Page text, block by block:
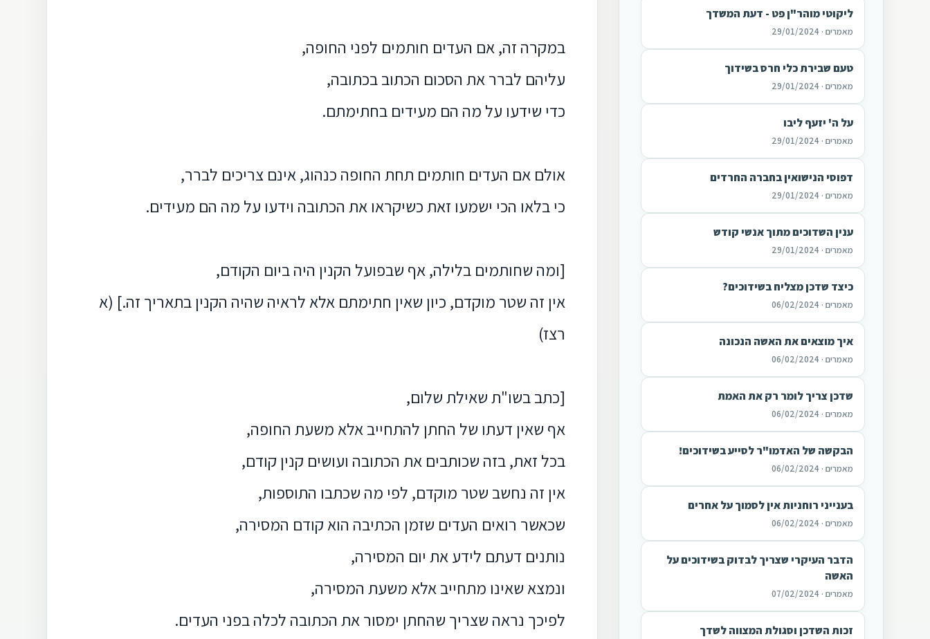
ליקוטי מוהר"ן פט - דעת המשדך
מאמרים · 29/01/2024
טעם שבירת כלי חרס בשידוך
מאמרים · 29/01/2024
על ה' יזעף ליבו
מאמרים · 29/01/2024
דפוסי הנישואין בחברה החרדים
מאמרים · 29/01/2024
ענין השדוכים מתוך אנשי קודש
מאמרים · 29/01/2024
כיצד שדכן מצליח בשידוכים?
מאמרים · 06/02/2024
איך מוצאים את האשה הנכונה
מאמרים · 06/02/2024
שדכן צריך לומר רק את האמת
מאמרים · 06/02/2024
הבקשה של האדמו"ר לסייע בשידוכים!
מאמרים · 06/02/2024
בענייני רוחניות אין לסמוך על אחרים
מאמרים · 06/02/2024
הדבר העיקרי שצריך לבדוק בשידוכים על
האשה
מאמרים · 07/02/2024
זכות השדכן וסגולת המצווה לשדך
במקרה זה, אם העדים חותמים לפני החופה,
עליהם לברר את הסכום הכתוב בכתובה,
כדי שידעו על מה הם מעידים בחתימתם.
אולם אם העדים חותמים תחת החופה כנהוג, אינם צריכים לברר,
כי בלאו הכי ישמעו זאת כשיקראו את הכתובה וידעו על מה הם מעידים.
[ומה שחותמים בלילה, אף שבפועל הקנין היה ביום הקודם,
אין זה שטר מוקדם, כיון שאין חתימתם אלא לראיה שהיה הקנין בתאריך זה.] (א
רצז)
[כתב בשו"ת שאילת שלום,
אף שאין דעתו של החתן להתחייב אלא משעת החופה,
בכל זאת, בזה שכותבים את הכתובה ועושים קנין קודם,
אין זה נחשב שטר מוקדם, לפי מה שכתבו התוספות,
שכאשר רואים העדים שזמן הכתיבה הוא קודם המסירה,
נותנים דעתם לידע את יום המסירה,
ונמצא שאינו מתחייב אלא משעת המסירה,
לפיכך נראה שצריך שהחתן ימסור את הכתובה לכלה בפני העדים.